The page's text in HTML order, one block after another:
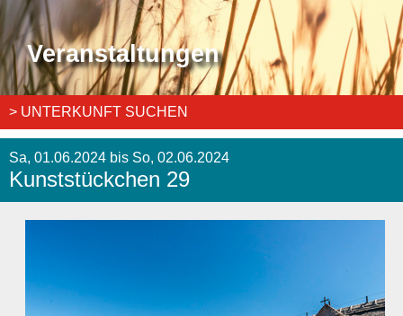
Veranstaltungen
> UNTERKUNFT SUCHEN
Sa, 01.06.2024 bis So, 02.06.2024
Kunststückchen 29